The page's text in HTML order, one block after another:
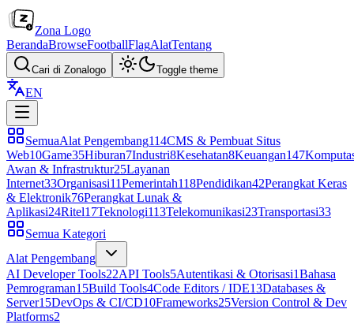
Zona Logo
BerandaBrowseFootballFlagAlatTentang
Cari di Zonalogo Toggle theme
EN
SemuaAlat Pengembang114CMS & Pembuat Situs
Web10Game35Hiburan7Industri8Kesehatan8Keuangan147
Awan & Infrastruktur25Layanan
Internet33Organisasi11Pemerintah118Pendidikan42Perangkat Keras
& Elektronik76Perangkat Lunak &
Aplikasi24Ritel17Teknologi113Telekomunikasi23Transportasi33
Semua Kategori
Alat Pengembang
AI Developer Tools22API Tools5Autentikasi & Otorisasi1Bahasa
Pemrograman15Build Tools4Code Editors / IDE13Databases &
Server15DevOps & CI/CD10Frameworks25Version Control & Dev
Platforms2